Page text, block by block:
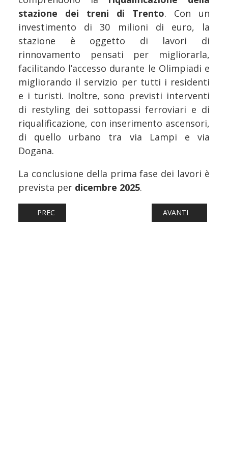
stazione dei treni di Trento. Con un
investimento di 30 milioni di euro, la
stazione è oggetto di lavori di
rinnovamento pensati per migliorarla,
facilitando l’accesso durante le Olimpiadi e
migliorando il servizio per tutti i residenti
e i turisti. Inoltre, sono previsti interventi
di restyling dei sottopassi ferroviari e di
riqualificazione, con inserimento ascensori,
di quello urbano tra via Lampi e via
Dogana.
La conclusione della prima fase dei lavori è
prevista per dicembre 2025.
ARTICOLO PRECEDENTE: FERROVIE: ARMA DEI
PREC ARTICOLO
AVANTI